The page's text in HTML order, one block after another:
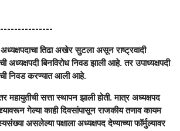
अध्यक्षपदाचा तिढा अखेर सुटला असून राष्ट्रवादी
अध्यक्षपदी बिनविरोध निवड झाली आहे. तर उपाध्यक्षपदी
निवड करण्यात आली आहे.
महायुतीची सत्ता स्थापन झाली होती. मात्र अध्यक्षपद
गेल्या काही दिवसांपासून राजकीय तणाव कायम
असलेल्या पक्षाला अध्यक्षपद देण्याच्या फॉर्मुल्यावर